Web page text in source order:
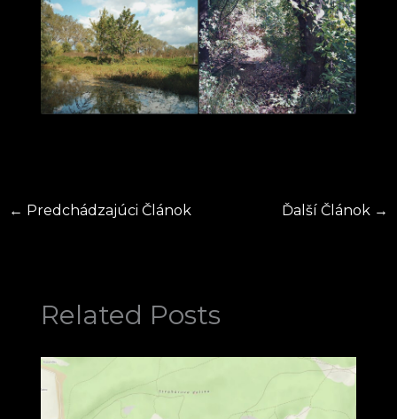
← Predchádzajúci Článok Ďalší Článok →
Related Posts